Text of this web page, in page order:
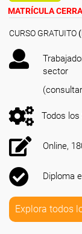
MATRÍCULA
CURSO GRATUITO
sector
Todos
Online,
Diploma
Explora todos